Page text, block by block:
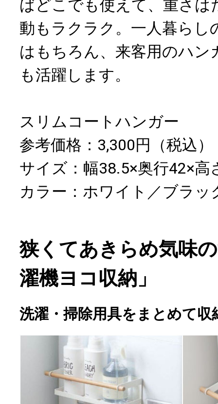
ばどこでも使えて、重さは
動もラクラク。一人暮らし
はもちろん、来客用のハン
も活躍します。
スリムコートハンガー
参考価格：3,300円（税込）
サイズ：幅38.5×奥行42×高
カラー：ホワイト／ブラッ
狭くてあきらめ気味
濯機ヨコ収納」
洗濯・掃除用具をまとめて収